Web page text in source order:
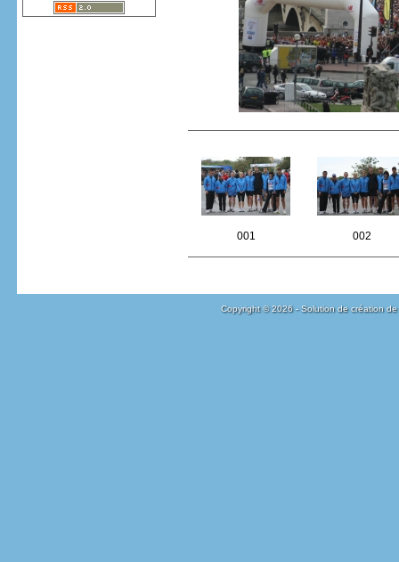
001 002
Copyright © 2026 - Solution de création